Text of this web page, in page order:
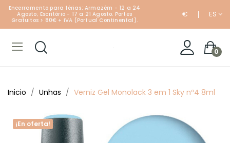
Encerramento para férias: Armazém - 12 a 24
Agosto; Escritório - 17 a 21 Agosto. Portes
Gratuitos > 80€ + IVA (Portual Continental).
€ ES
0
Inicio Unhas Verniz Gel Monolack 3 em 1 Sky nº4 8ml
¡En oferta!